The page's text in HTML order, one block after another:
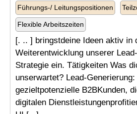
Führungs-/ Leitungspositionen
Flexible Arbeitszeiten
[. .. ] bringstdeine Ideen aktiv in
Weiterentwicklung unserer
Strategie ein. Tätigkeiten Was
unserwartet? Lead-
gezieltpotenzielle B2BKunden,
digitalen